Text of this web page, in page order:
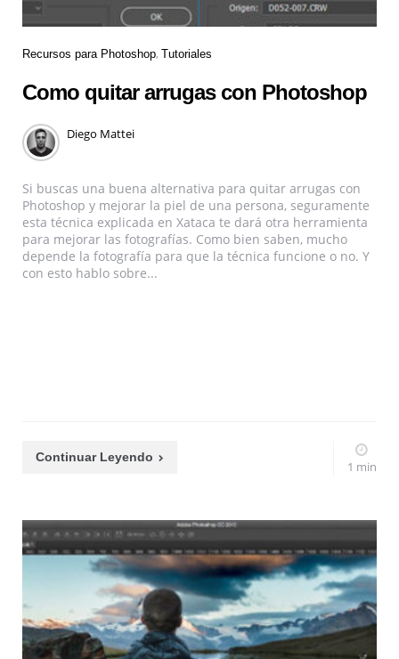
Recursos para Photoshop Tutoriales
Como quitar arrugas con Photoshop
Diego Mattei
Si buscas una buena alternativa para quitar arrugas con
Photoshop y mejorar la piel de una persona, seguramente
esta técnica explicada en Xataca te dará otra herramienta
para mejorar las fotografías. Como bien saben, mucho
depende la fotografía para que la técnica funcione o no. Y
con esto hablo sobre...
Continuar Leyendo
1 min